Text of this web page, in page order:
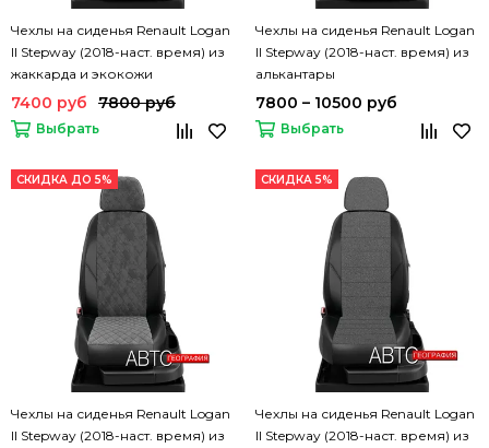
Чехлы на сиденья Renault Logan
II Stepway (2018-наст. время) из
жаккарда и экокожи
(комбинированные)
7400 руб 7800 руб
Выбрать
Чехлы на сиденья Renault Logan
II Stepway (2018-наст. время) из
алькантары
7800 – 10500 руб
Выбрать
СКИДКА ДО 5%
Чехлы на сиденья Renault Logan
II Stepway (2018-наст. время) из
СКИДКА 5%
Чехлы на сиденья Renault Logan
II Stepway (2018-наст. время) из